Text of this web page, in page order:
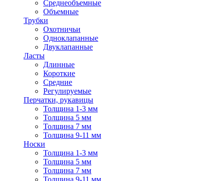
Среднеобъемные
Объемные
Трубки
Охотничьи
Одноклапанные
Двуклапанные
Ласты
Длинные
Короткие
Средние
Регулируемые
Перчатки, рукавицы
Толщина 1-3 мм
Толщина 5 мм
Толщина 7 мм
Толщина 9-11 мм
Носки
Толщина 1-3 мм
Толщина 5 мм
Толщина 7 мм
Толщина 9-11 мм